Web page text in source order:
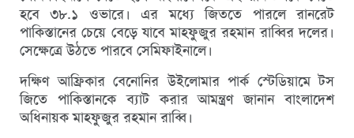
হবে ৩৮.১ ওভারে। এর মধ্যে জিততে পারলে রানরেট
পাকিস্তানের চেয়ে বেড়ে যাবে মাহফুজুর রহমান রাব্বির দলের।
সেক্ষেত্রে উঠতে পারবে সেমিফাইনালে।
দক্ষিণ আফ্রিকার বেনোনির উইলোমার পার্ক স্টেডিয়ামে টস
জিতে পাকিস্তানকে ব্যাট করার আমন্ত্রণ জানান বাংলাদেশ
অধিনায়ক মাহফুজুর রহমান রাব্বি।